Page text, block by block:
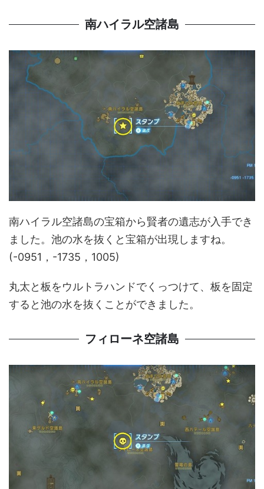
南ハイラル空諸島
南ハイラル空諸島の宝箱から賢者の遺志が入手でき
ました。池の水を抜くと宝箱が出現しますね。
(-0951，-1735，1005)
丸太と板をウルトラハンドでくっつけて、板を固定
すると池の水を抜くことができました。
フィローネ空諸島